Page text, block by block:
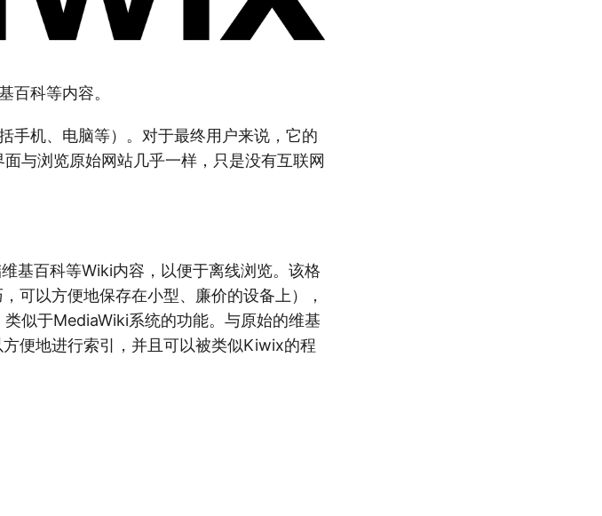
百科等内容。
手机、电脑等）。对于最终用户来说，它的
与浏览原始网站几乎一样，只是没有互联网
基百科等Wiki内容，以便于离线浏览。该格
可以方便地保存在小型、廉价的设备上），
似于MediaWiki系统的功能。与原始的维基
便地进行索引，并且可以被类似Kiwix的程